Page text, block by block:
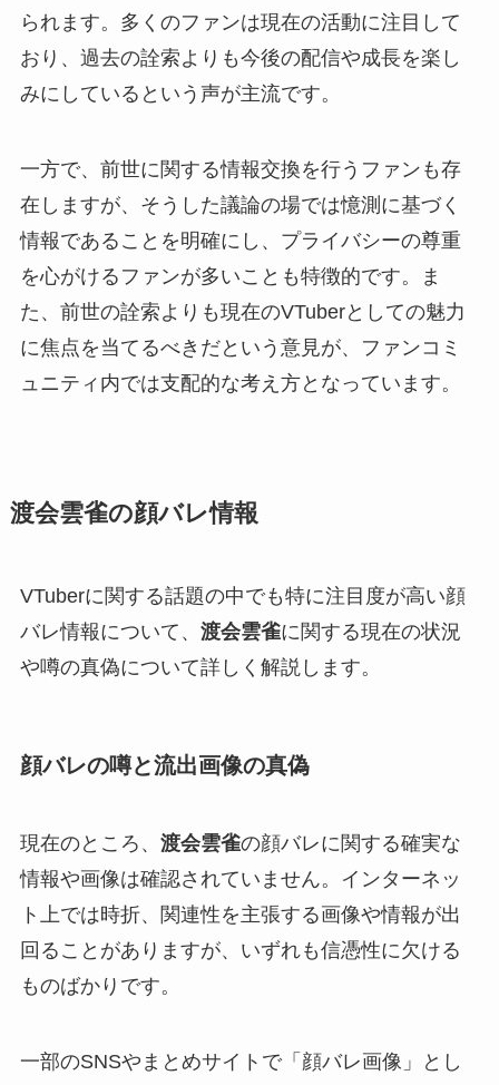
られます。多くのファンは現在の活動に注目して
おり、過去の詮索よりも今後の配信や成長を楽し
みにしているという声が主流です。
一方で、前世に関する情報交換を行うファンも存
在しますが、そうした議論の場では憶測に基づく
情報であることを明確にし、プライバシーの尊重
を心がけるファンが多いことも特徴的です。ま
た、前世の詮索よりも現在のVTuberとしての魅力
に焦点を当てるべきだという意見が、ファンコミ
ュニティ内では支配的な考え方となっています。
渡会雲雀の顔バレ情報
VTuberに関する話題の中でも特に注目度が高い顔
バレ情報について、 渡会雲雀に関する現在の状況
や噂の真偽について詳しく解説します。
顔バレの噂と流出画像の真偽
現在のところ、 渡会雲雀の顔バレに関する確実な
情報や画像は確認されていません。インターネッ
ト上では時折、関連性を主張する画像や情報が出
回ることがありますが、いずれも信憑性に欠ける
ものばかりです。
一部のSNSやまとめサイトで「顔バレ画像」とし